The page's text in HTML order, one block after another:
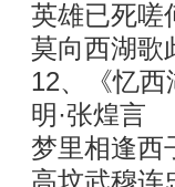
英雄已死嗟
莫向西湖歌
12、《忆西
明·张煌言
梦里相逢西